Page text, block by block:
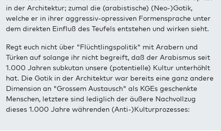
in der Architektur; zumal die (arabistische) (Neo-)Gotik,
welche er in ihrer aggressiv-opressiven Formensprache unter
dem direkten Einfluß des Teufels entstehen und wirken sieht.
Regt euch nicht über "Flüchtlingspolitik" mit Arabern und
Türken auf solange ihr nicht begreift, daß der Arabismus seit
1.000 Jahren subkutan unsere (potentielle) Kultur unterhöhlt
hat. Die Gotik in der Architektur war bereits eine ganz andere
Dimension an "Grossem Austausch" als KGEs geschenkte
Menschen, letztere sind lediglich der äußere Nachvollzug
dieses 1.000 Jahre währenden (Anti-)Kulturprozesses: